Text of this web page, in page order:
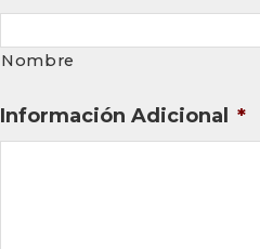
Nombre
Información Adicional *